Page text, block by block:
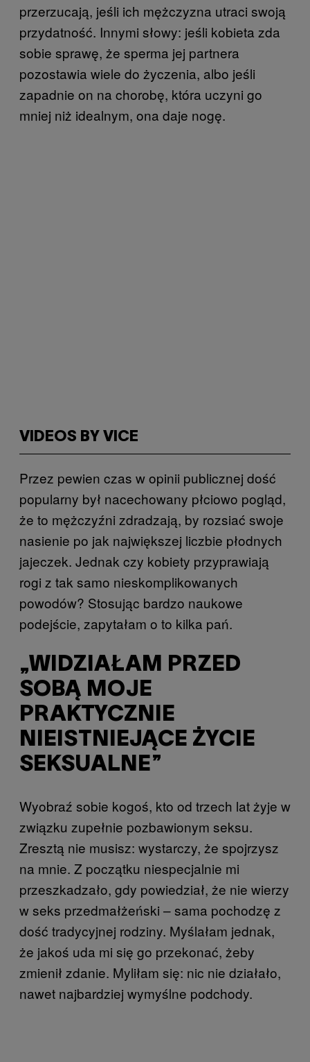
przerzucają, jeśli ich mężczyzna utraci swoją
przydatność. Innymi słowy: jeśli kobieta zda
sobie sprawę, że sperma jej partnera
pozostawia wiele do życzenia, albo jeśli
zapadnie on na chorobę, która uczyni go
mniej niż idealnym, ona daje nogę.
VIDEOS BY VICE
Przez pewien czas w opinii publicznej dość
popularny był nacechowany płciowo pogląd,
że to mężczyźni zdradzają, by rozsiać swoje
nasienie po jak największej liczbie płodnych
jajeczek. Jednak czy kobiety przyprawiają
rogi z tak samo nieskomplikowanych
powodów? Stosując bardzo naukowe
podejście, zapytałam o to kilka pań.
„WIDZIAŁAM PRZED
SOBĄ MOJE
PRAKTYCZNIE
NIEISTNIEJĄCE ŻYCIE
SEKSUALNE”
Wyobraź sobie kogoś, kto od trzech lat żyje w
związku zupełnie pozbawionym seksu.
Zresztą nie musisz: wystarczy, że spojrzysz
na mnie. Z początku niespecjalnie mi
przeszkadzało, gdy powiedział, że nie wierzy
w seks przedmałżeński – sama pochodzę z
dość tradycyjnej rodziny. Myślałam jednak,
że jakoś uda mi się go przekonać, żeby
zmienił zdanie. Myliłam się: nic nie działało,
nawet najbardziej wymyślne podchody.